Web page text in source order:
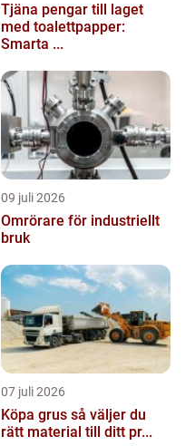
Tjäna pengar till laget
med toalettpapper:
Smarta ...
09 juli 2026
Omrörare för industriellt
bruk
07 juli 2026
Köpa grus så väljer du
rätt material till ditt pr...